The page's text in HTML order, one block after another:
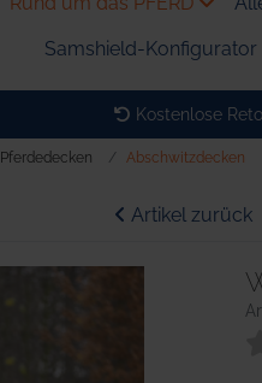
Samshield-Konfigurator
Kostenlose
Pferdedecken Abschwitzdecken
Artikel zurück